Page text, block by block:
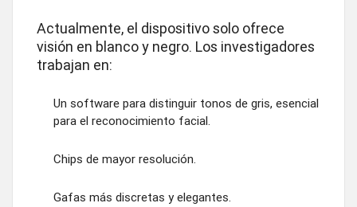
Actualmente, el dispositivo solo ofrece
visión en blanco y negro. Los investigadores
trabajan en:
Un software para distinguir tonos de gris, esencial
para el reconocimiento facial.
Chips de mayor resolución.
Gafas más discretas y elegantes.